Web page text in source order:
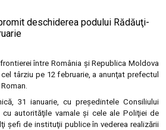
între România şi Republica Moldova
târziu pe 12 februarie, a anunţat prefectul
31 ianuarie, cu preşedintele Consiliului
cu autorităţile vamale şi cele ale Poliţiei de
şefi de instituţii publice în vederea realizării